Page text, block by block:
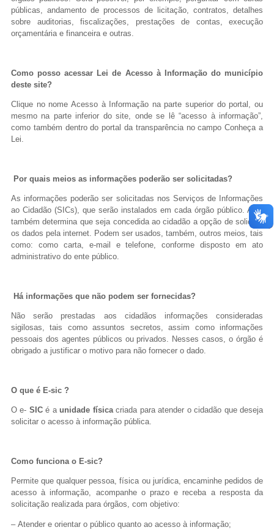
públicas, andamento de processos de licitação, contratos, detalhes
sobre auditorias, fiscalizações, prestações de contas, execução
orçamentária e financeira e outras.
Como posso acessar Lei de Acesso à Informação do município
deste site?
Clique no nome Acesso à Informação na parte superior do portal, ou
mesmo na parte inferior do site, onde se lê “acesso à informação”,
como também dentro do portal da transparência no campo Conheça a
Lei.
Por quais meios as informações poderão ser solicitadas?
As informações poderão ser solicitadas nos Serviços de Informações
ao Cidadão (SICs), que serão instalados em cada órgão público. A lei
também determina que seja concedida ao cidadão a opção de solicitar
os dados pela internet. Podem ser usados, também, outros meios, tais
como: como carta, e-mail e telefone, conforme disposto em ato
administrativo do ente público.
Há informações que não podem ser fornecidas?
Não serão prestadas aos cidadãos informações consideradas
sigilosas, tais como assuntos secretos, assim como informações
pessoais dos agentes públicos ou privados. Nesses casos, o órgão é
obrigado a justificar o motivo para não fornecer o dado.
O que é E-sic ?
O e- SICé aunidade físicacriada para atender o cidadão que deseja
solicitar o acesso à informação pública.
Como funciona o E-sic?
Permite que qualquer pessoa, física ou jurídica, encaminhe pedidos de
acesso à informação, acompanhe o prazo e receba a resposta da
solicitação realizada para órgãos, com objetivo:
– Atender e orientar o público quanto ao acesso à informação;